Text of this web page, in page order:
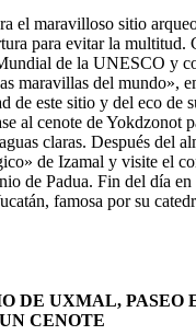
el maravilloso sitio
para evitar la multitud.
de la UNESCO y
maravillas del mundo»,
de este sitio y del eco de
al cenote de Yokdzonot
claras. Después del
de Izamal y visite el
de Padua. Fin del día
famosa por su
DE UXMAL, PASEO
CENOTE